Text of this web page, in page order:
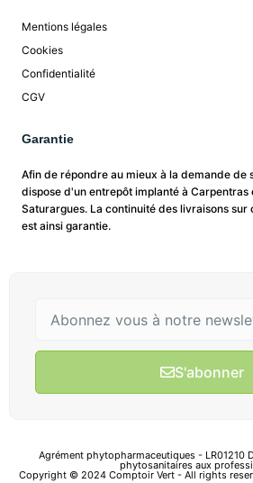
Mentions légales
Cookies
Confidentialité
CGV
Garantie
Afin de répondre au mieux à la demande de
dispose d'un entrepôt implanté à Carpentras
Saturargues. La continuité des livraisons sur
est ainsi garantie.
S'abonner
Agrément phytopharmaceutiques - LR01210
phytosanitaires aux
Copyright © 2024 Comptoir Vert - All rights